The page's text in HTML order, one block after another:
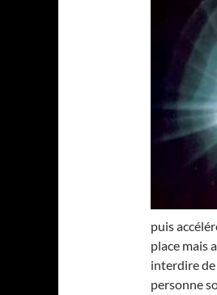
puis
place mais
interdire de
personne